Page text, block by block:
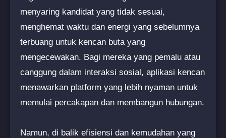
menyaring kandidat yang tidak sesuai,
menghemat waktu dan energi yang sebelumnya
terbuang untuk kencan buta yang
mengecewakan. Bagi mereka yang pemalu atau
canggung dalam interaksi sosial, aplikasi kencan
menawarkan platform yang lebih nyaman untuk
memulai percakapan dan membangun hubungan.
Namun, di balik efisiensi dan kemudahan yang